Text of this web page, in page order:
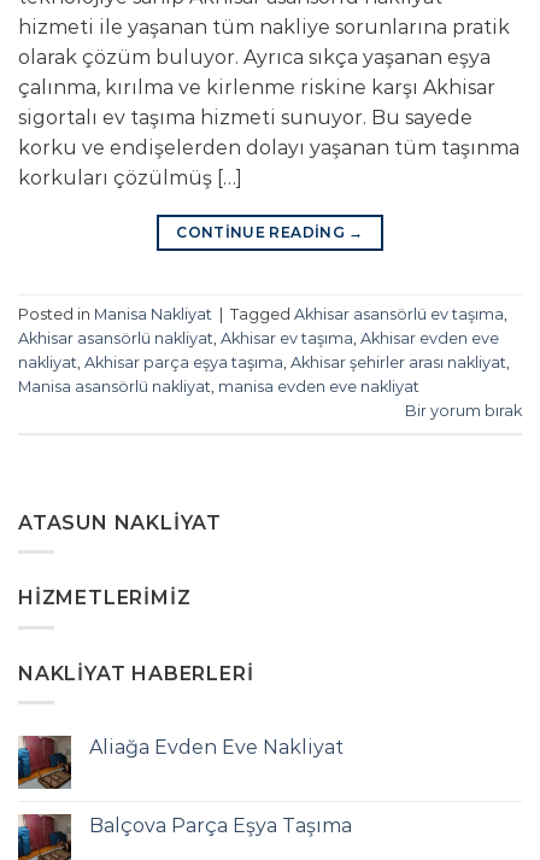
hizmeti ile yaşanan tüm nakliye sorunlarına pratik
olarak çözüm buluyor. Ayrıca sıkça yaşanan eşya
çalınma, kırılma ve kirlenme riskine karşı Akhisar
sigortalı ev taşıma hizmeti sunuyor. Bu sayede
korku ve endişelerden dolayı yaşanan tüm taşınma
korkuları çözülmüş […]
CONTINUE READING →
Posted in Manisa Nakliyat Tagged Akhisar asansörlü ev taşıma,
Akhisar asansörlü nakliyat, Akhisar ev taşıma, Akhisar evden eve
nakliyat, Akhisar parça eşya taşıma, Akhisar şehirler arası nakliyat,
Manisa asansörlü nakliyat, manisa evden eve nakliyat
Bir yorum bırak
ATASUN NAKLIYAT
HIZMETLERIMIZ
NAKLIYAT HABERLERI
Aliağa Evden Eve Nakliyat
Balçova Parça Eşya Taşıma